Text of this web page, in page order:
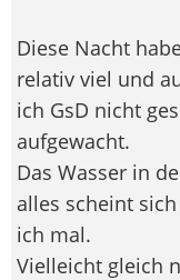
Diese Nacht
relativ viel und
ich GsD nicht
aufgewacht.
Das Wasser in
alles scheint
ich mal.
Vielleicht gleich